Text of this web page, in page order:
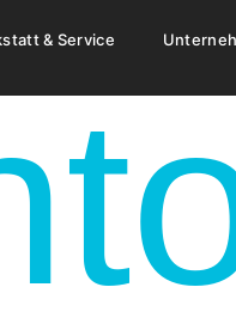
& Service